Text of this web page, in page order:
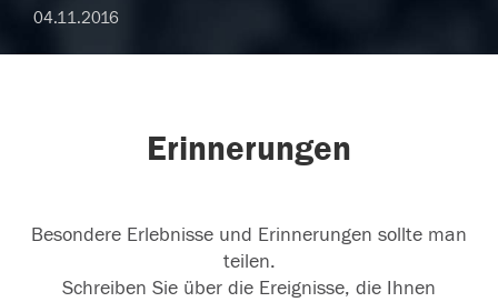
04.11.2016
Erinnerungen
Besondere Erlebnisse und Erinnerungen sollte man
teilen.
Schreiben Sie über die Ereignisse, die Ihnen